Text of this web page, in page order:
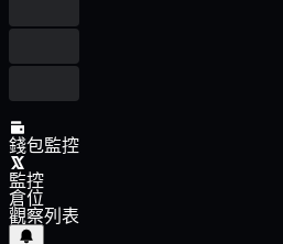
錢包監控
監控
倉位
觀察列表